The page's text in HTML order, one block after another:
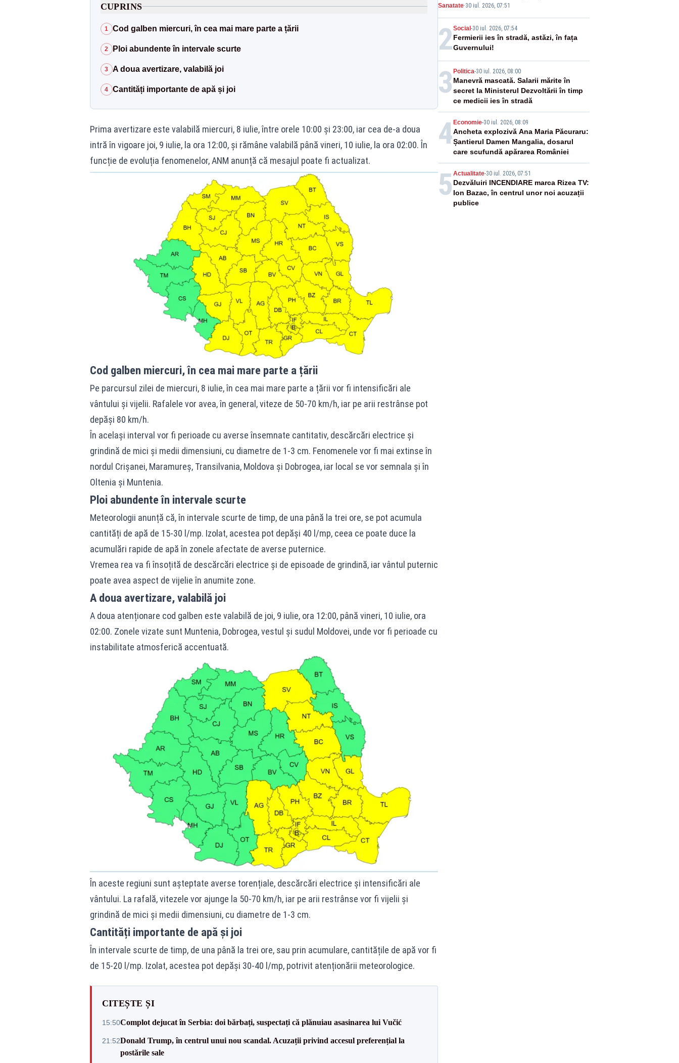
CUPRINS
1 Cod galben miercuri, în cea mai mare parte a țării
2 Ploi abundente în intervale scurte
3 A doua avertizare, valabilă joi
4 Cantități importante de apă și joi
Prima avertizare este valabilă miercuri, 8 iulie, între orele 10:00 și 23:00, iar cea de-a doua
intră în vigoare joi, 9 iulie, la ora 12:00, și rămâne valabilă până vineri, 10 iulie, la ora 02:00. În
funcție de evoluția fenomenelor, ANM anunță că mesajul poate fi actualizat.
Cod galben miercuri, în cea mai mare parte a țării
Pe parcursul zilei de miercuri, 8 iulie, în cea mai mare parte a țării vor fi intensificări ale
vântului și vijelii. Rafalele vor avea, în general, viteze de 50-70 km/h, iar pe arii restrânse pot
depăși 80 km/h.
În același interval vor fi perioade cu averse însemnate cantitativ, descărcări electrice și
grindină de mici și medii dimensiuni, cu diametre de 1-3 cm. Fenomenele vor fi mai extinse în
nordul Crișanei, Maramureș, Transilvania, Moldova și Dobrogea, iar local se vor semnala și în
Oltenia și Muntenia.
Ploi abundente în intervale scurte
Meteorologii anunță că, în intervale scurte de timp, de una până la trei ore, se pot acumula
cantități de apă de 15-30 l/mp. Izolat, acestea pot depăși 40 l/mp, ceea ce poate duce la
acumulări rapide de apă în zonele afectate de averse puternice.
Vremea rea va fi însoțită de descărcări electrice și de episoade de grindină, iar vântul puternic
poate avea aspect de vijelie în anumite zone.
A doua avertizare, valabilă joi
A doua atenționare cod galben este valabilă de joi, 9 iulie, ora 12:00, până vineri, 10 iulie, ora
02:00. Zonele vizate sunt Muntenia, Dobrogea, vestul și sudul Moldovei, unde vor fi perioade cu
instabilitate atmosferică accentuată.
În aceste regiuni sunt așteptate averse torențiale, descărcări electrice și intensificări ale
vântului. La rafală, vitezele vor ajunge la 50-70 km/h, iar pe arii restrânse vor fi vijelii și
grindină de mici și medii dimensiuni, cu diametre de 1-3 cm.
Cantități importante de apă și joi
În intervale scurte de timp, de una până la trei ore, sau prin acumulare, cantitățile de apă vor fi
de 15-20 l/mp. Izolat, acestea pot depăși 30-40 l/mp, potrivit atenționării meteorologice.
CITEȘTE ȘI
15:50Complot dejucat în Serbia: doi bărbați, suspectați că plănuiau asasinarea lui Vučić
21:52Donald Trump, în centrul unui nou scandal. Acuzații privind accesul preferențial la
postările sale
Sanatate·30 iul. 2026, 07:51
2Social-30 iul. 2026, 07:54
Fermierii ies în stradă, astăzi, în fața
Guvernului!
3 Politica-30 iul. 2026, 08:00
Manevră mascată. Salarii mărite în
secret la Ministerul Dezvoltării în timp
ce medicii ies în stradă
4Economie-30 iul. 2026, 08:09
Ancheta explozivă Ana Maria Păcuraru:
Șantierul Damen Mangalia, dosarul
care scufundă apărarea României
5 Actualitate-30 iul. 2026, 07:51
Dezvăluiri INCENDIARE marca Rizea TV:
Ion Bazac, în centrul unor noi acuzații
publice